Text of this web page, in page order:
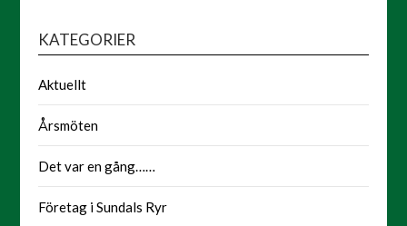
KATEGORIER
Aktuellt
Årsmöten
Det var en gång……
Företag i Sundals Ryr